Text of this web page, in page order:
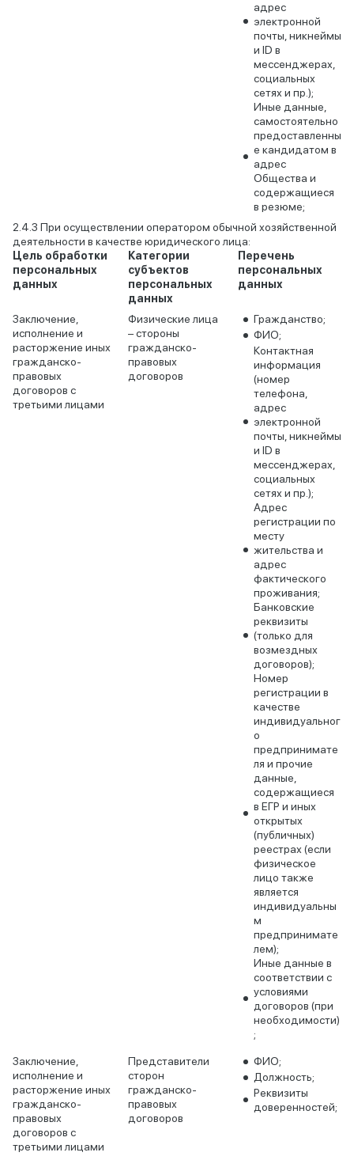
адрес
электронной
почты, никнеймы
и ID в
мессенджерах,
социальных
сетях и пр.);
Иные данные,
самостоятельно
предоставленны
е кандидатом в
адрес
Общества и
содержащиеся
в резюме;
При осуществлении оператором обычной хозяйственной
деятельности в качестве юридического лица:
Цель обработки
персональных
данных
Категории
субъектов
персональных
данных
Перечень
персональных
данных
Заключение,
исполнение и
расторжение иных
гражданско-
правовых
договоров с
третьими лицами
Физические лица
– стороны
гражданско-
правовых
договоров
Гражданство;
ФИО;
Контактная
информация
(номер
телефона,
адрес
электронной
почты, никнеймы
и ID в
мессенджерах,
социальных
сетях и пр.);
Адрес
регистрации по
месту
жительства и
адрес
фактического
проживания;
Банковские
реквизиты
(только для
возмездных
договоров);
Номер
регистрации в
качестве
индивидуальног
о
предпринимате
ля и прочие
данные,
содержащиеся
в ЕГР и иных
открытых
(публичных)
реестрах (если
физическое
лицо также
является
индивидуальны
м
предпринимате
лем);
Иные данные в
соответствии с
условиями
договоров (при
необходимости)
;
Заключение,
исполнение и
расторжение иных
гражданско-
правовых
договоров с
третьими лицами
Представители
сторон
гражданско-
правовых
договоров
ФИО;
Должность;
Реквизиты
доверенностей;